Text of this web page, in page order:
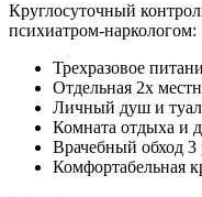
Круглосуточный
психиатром-наркологом:
Трехразовое
Отдельная 2х
Личный душ и
Комната отдыха и
Врачебный обход 3
Комфортабельная